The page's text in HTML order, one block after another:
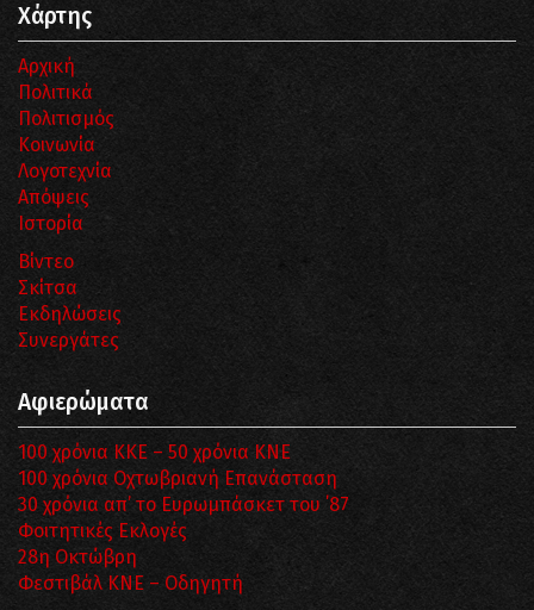
Χάρτης
Αρχική
Πολιτικά
Πολιτισμός
Κοινωνία
Λογοτεχνία
Απόψεις
Ιστορία
Βίντεο
Σκίτσα
Εκδηλώσεις
Συνεργάτες
Αφιερώματα
100 χρόνια ΚΚΕ – 50 χρόνια ΚΝΕ
100 χρόνια Οχτωβριανή Επανάσταση
30 χρόνια απ’ το Ευρωμπάσκετ του ΄87
Φοιτητικές Εκλογές
28η Οκτώβρη
Φεστιβάλ ΚΝΕ – Οδηγητή